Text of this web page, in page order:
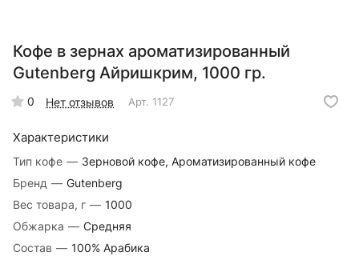
Кофе в зернах ароматизированный
Gutenberg Айришкрим, 1000 гр.
0 Нет отзывов Арт. 1127
Характеристики
Тип кофе — Зерновой кофе, Ароматизированный кофе
Бренд — Gutenberg
Вес товара, г — 1000
Обжарка — Средняя
Состав — 100% Арабика